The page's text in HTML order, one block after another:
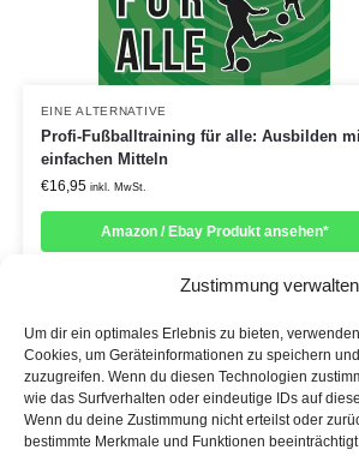
Zustimmung verwalten
Um dir ein optimales Erlebnis zu bieten,
Cookies, um Geräteinformationen zu speichern
zuzugreifen. Wenn du diesen Technologien
wie das Surfverhalten oder eindeutige IDs auf
Wenn du deine Zustimmung nicht erteilst oder
bestimmte Merkmale und Funktionen
EINE ALTERNATIVE
Profi-Fußballtraining für alle: Ausbilden
einfachen Mitteln
€16,95 inkl. MwSt.
Amazon / Ebay Produkt ansehen*
Informationen:
Datenschutzerklärung